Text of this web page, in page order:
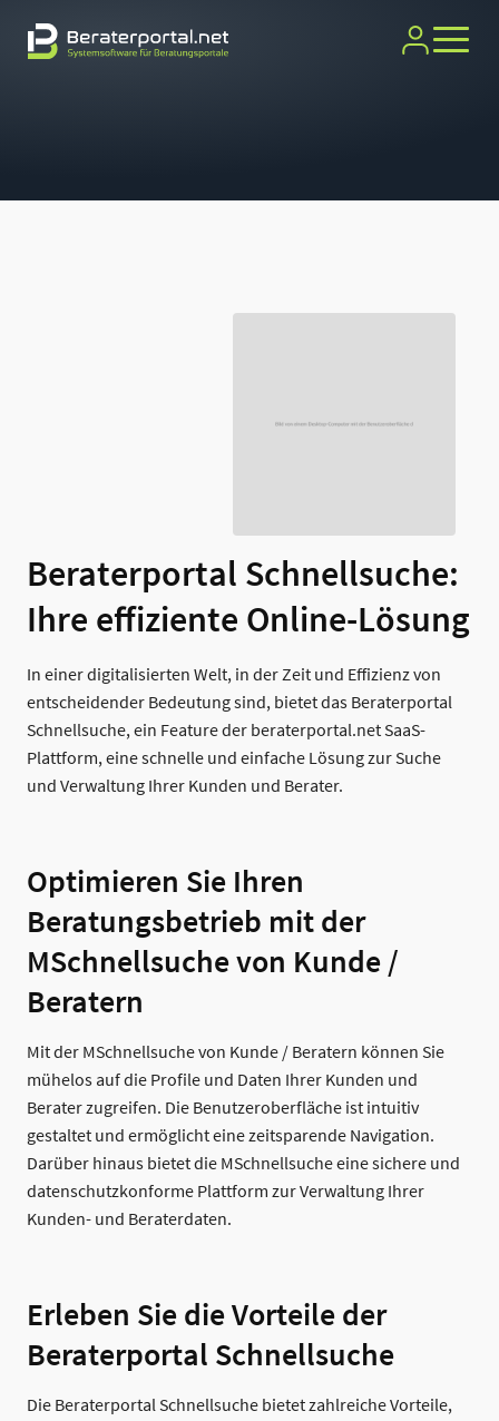
Beraterportal Schnellsuche:
Ihre effiziente Online-Lösung
In einer digitalisierten Welt, in der Zeit und Effizienz von
entscheidender Bedeutung sind, bietet das Beraterportal
Schnellsuche, ein Feature der beraterportal.net SaaS-
Plattform, eine schnelle und einfache Lösung zur Suche
und Verwaltung Ihrer Kunden und Berater.
Optimieren Sie Ihren
Beratungsbetrieb mit der
MSchnellsuche von Kunde /
Beratern
Mit der MSchnellsuche von Kunde / Beratern können Sie
mühelos auf die Profile und Daten Ihrer Kunden und
Berater zugreifen. Die Benutzeroberfläche ist intuitiv
gestaltet und ermöglicht eine zeitsparende Navigation.
Darüber hinaus bietet die MSchnellsuche eine sichere und
datenschutzkonforme Plattform zur Verwaltung Ihrer
Kunden- und Beraterdaten.
Erleben Sie die Vorteile der
Beraterportal Schnellsuche
Die Beraterportal Schnellsuche bietet zahlreiche Vorteile,